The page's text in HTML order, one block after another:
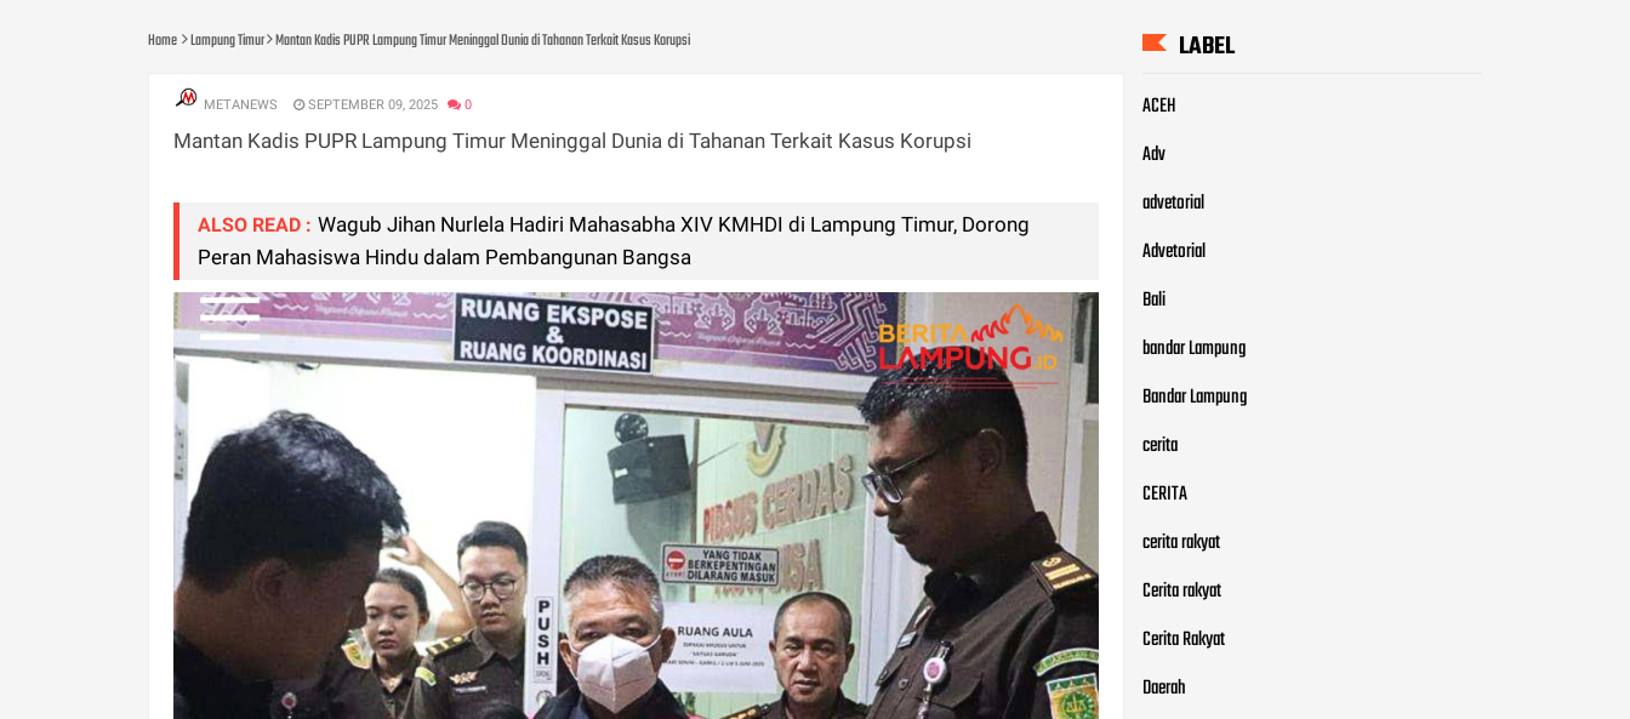
Home Lampung Timur Mantan Kadis PUPR Lampung Timur Meninggal Dunia di Tahanan Terkait Kasus Korupsi
METANEWS SEPTEMBER 09, 2025 0
Mantan Kadis PUPR Lampung Timur Meninggal Dunia di Tahanan Terkait Kasus Korupsi
ALSO READ : Wagub Jihan Nurlela Hadiri Mahasabha XIV KMHDI di Lampung Timur, Dorong
Peran Mahasiswa Hindu dalam Pembangunan Bangsa
LABEL
ACEH
Adv
advetorial
Advetorial
Bali
bandar Lampung
Bandar Lampung
cerita
CERITA
cerita rakyat
Cerita rakyat
Cerita Rakyat
Daerah